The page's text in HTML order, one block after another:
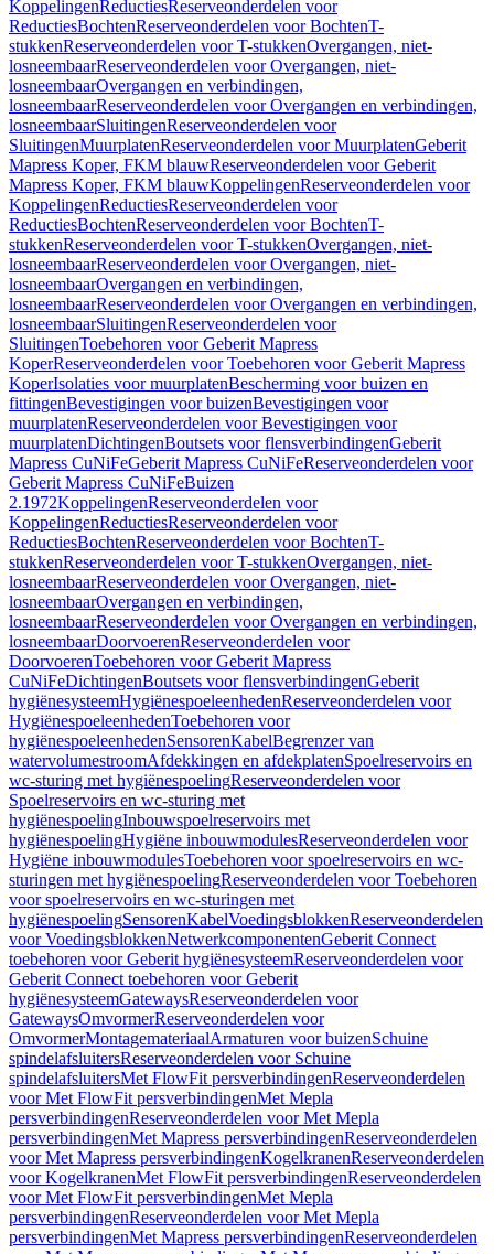
KoppelingenReductiesReserveonderdelen voor
ReductiesBochtenReserveonderdelen voor BochtenT-
stukkenReserveonderdelen voor T-stukkenOvergangen, niet-
losneembaarReserveonderdelen voor Overgangen, niet-
losneembaarOvergangen en verbindingen,
losneembaarReserveonderdelen voor Overgangen en verbindingen,
losneembaarSluitingenReserveonderdelen voor
SluitingenMuurplatenReserveonderdelen voor MuurplatenGeberit
Mapress Koper, FKM blauwReserveonderdelen voor Geberit
Mapress Koper, FKM blauwKoppelingenReserveonderdelen voor
KoppelingenReductiesReserveonderdelen voor
ReductiesBochtenReserveonderdelen voor BochtenT-
stukkenReserveonderdelen voor T-stukkenOvergangen, niet-
losneembaarReserveonderdelen voor Overgangen, niet-
losneembaarOvergangen en verbindingen,
losneembaarReserveonderdelen voor Overgangen en verbindingen,
losneembaarSluitingenReserveonderdelen voor
SluitingenToebehoren voor Geberit Mapress
KoperReserveonderdelen voor Toebehoren voor Geberit Mapress
KoperIsolaties voor muurplatenBescherming voor buizen en
fittingenBevestigingen voor buizenBevestigingen voor
muurplatenReserveonderdelen voor Bevestigingen voor
muurplatenDichtingenBoutsets voor flensverbindingenGeberit
Mapress CuNiFeGeberit Mapress CuNiFeReserveonderdelen voor
Geberit Mapress CuNiFeBuizen
2.1972KoppelingenReserveonderdelen voor
KoppelingenReductiesReserveonderdelen voor
ReductiesBochtenReserveonderdelen voor BochtenT-
stukkenReserveonderdelen voor T-stukkenOvergangen, niet-
losneembaarReserveonderdelen voor Overgangen, niet-
losneembaarOvergangen en verbindingen,
losneembaarReserveonderdelen voor Overgangen en verbindingen,
losneembaarDoorvoerenReserveonderdelen voor
DoorvoerenToebehoren voor Geberit Mapress
CuNiFeDichtingenBoutsets voor flensverbindingenGeberit
hygiënesysteemHygiënespoeleenhedenReserveonderdelen voor
HygiënespoeleenhedenToebehoren voor
hygiënespoeleenhedenSensorenKabelBegrenzer van
watervolumestroomAfdekkingen en afdekplatenSpoelreservoirs en
wc-sturing met hygiënespoelingReserveonderdelen voor
Spoelreservoirs en wc-sturing met
hygiënespoelingInbouwspoelreservoirs met
hygiënespoelingHygiëne inbouwmodulesReserveonderdelen voor
Hygiëne inbouwmodulesToebehoren voor spoelreservoirs en wc-
sturingen met hygiënespoelingReserveonderdelen voor Toebehoren
voor spoelreservoirs en wc-sturingen met
hygiënespoelingSensorenKabelVoedingsblokkenReserveonderdelen
voor VoedingsblokkenNetwerkcomponentenGeberit Connect
toebehoren voor Geberit hygiënesysteemReserveonderdelen voor
Geberit Connect toebehoren voor Geberit
hygiënesysteemGatewaysReserveonderdelen voor
GatewaysOmvormerReserveonderdelen voor
OmvormerMontagemateriaalArmaturen voor buizenSchuine
spindelafsluitersReserveonderdelen voor Schuine
spindelafsluitersMet FlowFit persverbindingenReserveonderdelen
voor Met FlowFit persverbindingenMet Mepla
persverbindingenReserveonderdelen voor Met Mepla
persverbindingenMet Mapress persverbindingenReserveonderdelen
voor Met Mapress persverbindingenKogelkranenReserveonderdelen
voor KogelkranenMet FlowFit persverbindingenReserveonderdelen
voor Met FlowFit persverbindingenMet Mepla
persverbindingenReserveonderdelen voor Met Mepla
persverbindingenMet Mapress persverbindingenReserveonderdelen